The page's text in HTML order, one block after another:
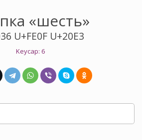
«шесть»
U+FE0F U+20E3
Keycap: 6